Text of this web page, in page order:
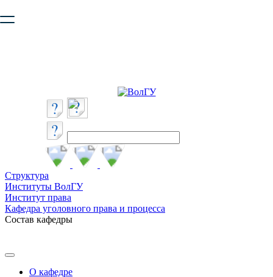
безопасную работу с сайтом. Пожалуйста
Структура
Институты ВолГУ
Институт права
Кафедра уголовного права и процесса
Состав кафедры
О кафедре